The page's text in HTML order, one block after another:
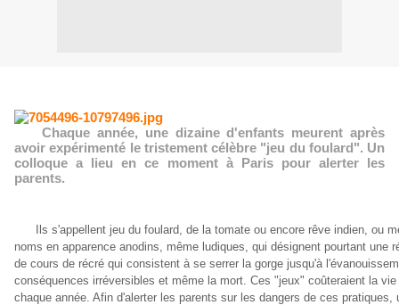
Chaque année, une dizaine d'enfants meurent après
avoir expérimenté le tristement célèbre "jeu du foulard". Un
colloque a lieu en ce moment à Paris pour alerter les
parents.
Ils s'appellent jeu du foulard, de la tomate ou encore rêve indien, ou
noms en apparence anodins, même ludiques, qui désignent pourtant une
de cours de récré qui consistent à se serrer la gorge jusqu'à
conséquences irréversibles et même la mort. Ces "jeux" coûteraient la
chaque année. Afin d'alerter les parents sur les dangers de ces pratiques,